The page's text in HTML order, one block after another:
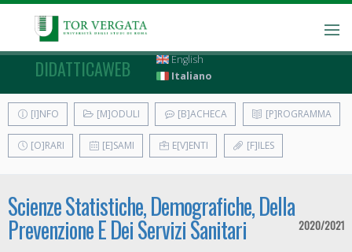
DIDATTICAWEB
English
Italiano
[I]NFO [M]ODULI [B]ACHECA [P]ROGRAMMA
[O]RARI [E]SAMI E[V]ENTI [F]ILES
Scienze Statistiche, Demografiche, Della
Prevenzione E Dei Servizi Sanitari 2020/2021